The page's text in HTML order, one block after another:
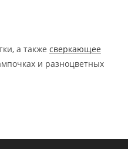
а также сверкающее
и разноцветных